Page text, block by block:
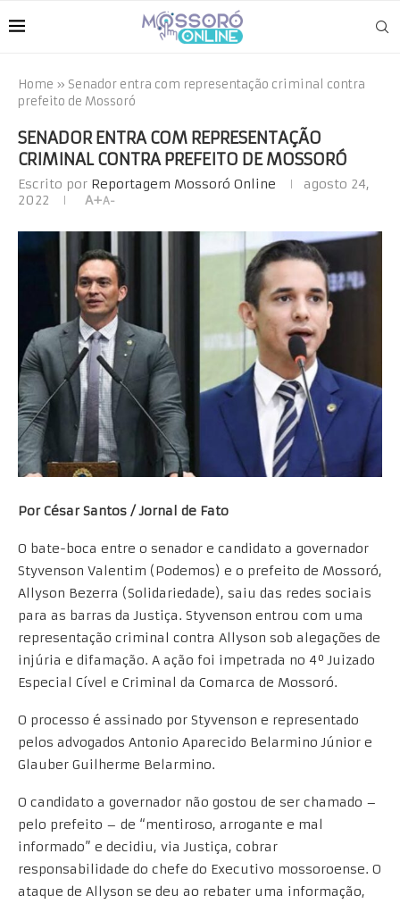
Home » Senador entra com representação criminal contra
prefeito de Mossoró
SENADOR ENTRA COM REPRESENTAÇÃO
CRIMINAL CONTRA PREFEITO DE MOSSORÓ
Escrito por Reportagem Mossoró Online
agosto 24,
2022
A+A-
Por César Santos / Jornal de Fato
O bate-boca entre o senador e candidato a governador
Styvenson Valentim (Podemos) e o prefeito de Mossoró,
Allyson Bezerra (Solidariedade), saiu das redes sociais
para as barras da Justiça. Styvenson entrou com uma
representação criminal contra Allyson sob alegações de
injúria e difamação. A ação foi impetrada no 4º Juizado
Especial Cível e Criminal da Comarca de Mossoró.
O processo é assinado por Styvenson e representado
pelos advogados Antonio Aparecido Belarmino Júnior e
Glauber Guilherme Belarmino.
O candidato a governador não gostou de ser chamado –
pelo prefeito – de “mentiroso, arrogante e mal
informado” e decidiu, via Justiça, cobrar
responsabilidade do chefe do Executivo mossoroense. O
ataque de Allyson se deu ao rebater uma informação,